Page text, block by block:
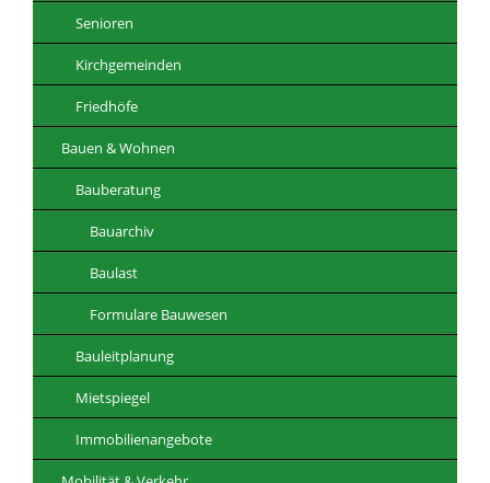
Senioren
Kirchgemeinden
Friedhöfe
Bauen & Wohnen
Bauberatung
Bauarchiv
Baulast
Formulare Bauwesen
Bauleitplanung
Mietspiegel
Immobilienangebote